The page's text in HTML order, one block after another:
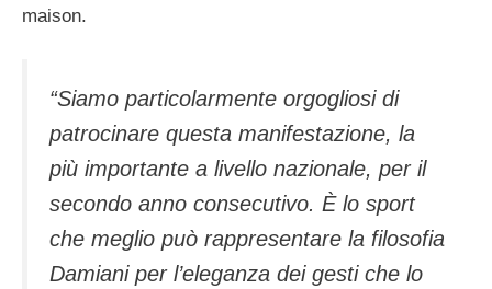
maison.
“Siamo particolarmente orgogliosi di
patrocinare questa manifestazione, la
più importante a livello nazionale, per il
secondo anno consecutivo. È lo sport
che meglio può rappresentare la filosofia
Damiani per l’eleganza dei gesti che lo